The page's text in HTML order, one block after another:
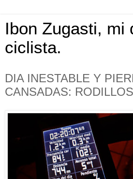
Ibon Zugasti, mi
ciclista.
DIA INESTABLE Y
CANSADAS: RODILLOS